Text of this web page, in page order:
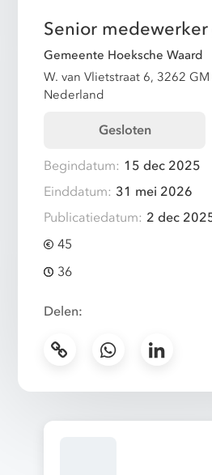
Senior
Gemeente Hoeksche Waard
W. van Vlietstraat 6, 3262
Nederland
Gesloten
Begindatum: 15 dec 2025
Einddatum: 31 mei 2026
Publicatiedatum: 2 dec
45
36
Delen: